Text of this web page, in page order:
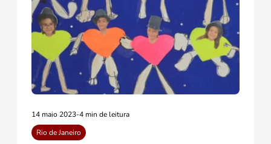
14 maio 2023-4 min de leitura
Rio de Janeiro